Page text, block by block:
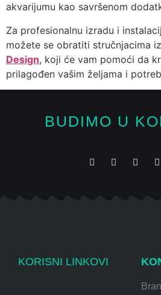
akvarijumu kao savršenom
Za profesionalnu izradu i
možete se obratiti stručnjacima iz
Design, koji će vam pomoći da
prilagođen vašim željama i
BUDIMO U
KORISNI LINKOVI